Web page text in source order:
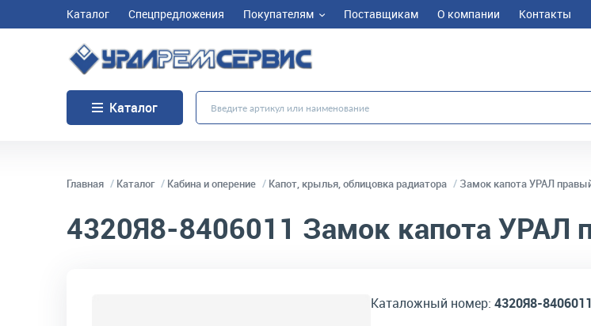
Каталог Спецпредложения Покупателям Поставщикам О компании Контакты
Каталог
Главная Каталог Кабина и оперение Капот, крылья, облицовка радиатора Замок капота УРАЛ
4320Я8-8406011 Замок капота УРАЛ
Каталожный номер: 4320Я8-8406011